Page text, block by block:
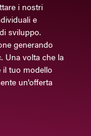
i nostri
e
sviluppo.
generando
Una volta che la
il tuo modello
un'offerta